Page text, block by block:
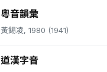
粵音韻彙
黃錫凌, 1980 (1941)
道漢字音